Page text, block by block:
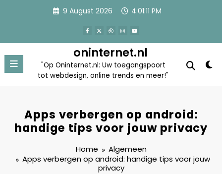
9 August 2026 4:01:12 PM
oninternet.nl
"Op Oninternet.nl: Uw toegangspoort
tot webdesign, online trends en meer!"
Apps verbergen op android:
handige tips voor jouw privacy
Home
Algemeen
Apps verbergen op android: handige tips voor jouw
privacy